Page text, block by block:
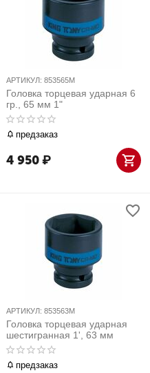
АРТИКУЛ: 853565M
Головка торцевая ударная 6
гр., 65 мм 1"
предзаказ
4 950₽
АРТИКУЛ: 853563M
Головка торцевая ударная
шестигранная 1', 63 мм
предзаказ